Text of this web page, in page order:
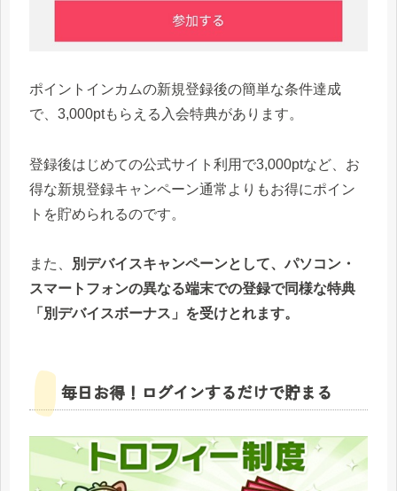
ポイントインカムの新規登録後の簡単な条件達成
で、3,000ptもらえる入会特典があります。
登録後はじめての公式サイト利用で3,000ptなど、お
得な新規登録キャンペーン通常よりもお得にポイン
トを貯められるのです。
また、
別デバイスキャンペーンとして、パソコン・
スマートフォンの異なる端末での登録で同様な特典
「別デバイスボーナス」を受けとれます。
毎日お得！ログインするだけで貯まる